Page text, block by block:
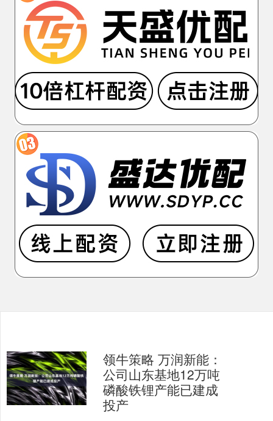
领牛策略 万润新能：
公司山东基地12万吨
磷酸铁锂产能已建成
投产